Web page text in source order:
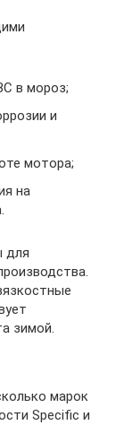
в мороз;
и
мотора;
на
для
зимой.
марок
Specific и